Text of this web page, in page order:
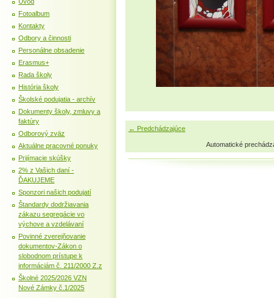
← Predchádzajúce
Automatické
Fotoalbum
Kontakty
Odbory a činnosti
Personálne obsadenie
Erasmus+
Rada školy
História školy
Školské podujatia - archív
Dokumenty školy, zmluvy a
faktúry
Odborový zväz
Aktuálne pracovné ponuky
Prijímacie skúšky
2% z Vašich daní -
ĎAKUJEME
Sponzori našich podujatí
Štandardy dodržiavania
zákazu segregácie vo
výchove a vzdelávaní
Povinné zverejňovanie
dokumentov-Zákon o
slobodnom prístupe k
informáciám č. 211/2000 Z.z
Školné 2025/2026 VZN
Nové Zámky č.1/2025